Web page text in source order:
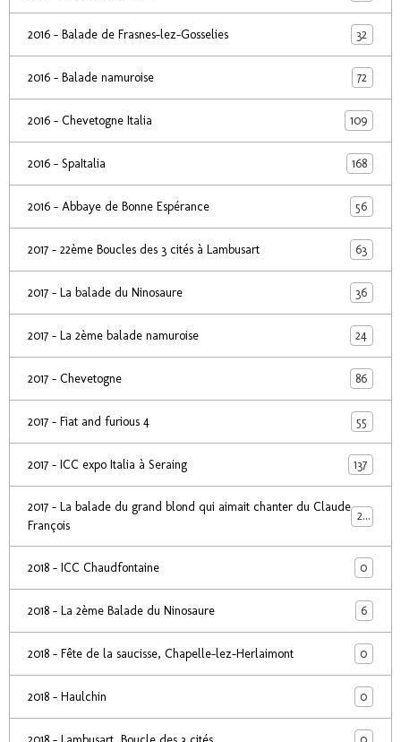
2016 - Balade de Frasnes-lez-Gosselies 32
2016 - Balade namuroise 72
2016 - Chevetogne Italia 109
2016 - SpaItalia 168
2016 - Abbaye de Bonne Espérance 56
2017 - 22ème Boucles des 3 cités à Lambusart 63
2017 - La balade du Ninosaure 36
2017 - La 2ème balade namuroise 24
2017 - Chevetogne 86
2017 - Fiat and furious 4 55
2017 - ICC expo Italia à Seraing 137
2017 - La balade du grand blond qui aimait chanter du Claude
François
24
2018 - ICC Chaudfontaine 0
2018 - La 2ème Balade du Ninosaure 6
2018 - Fête de la saucisse, Chapelle-lez-Herlaimont 0
2018 - Haulchin 0